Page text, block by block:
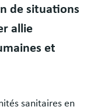
de situations
allie
et
sanitaires en